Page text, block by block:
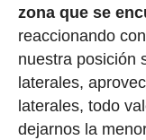
zona que se
reaccionando
nuestra posición
laterales,
laterales, todo
dejarnos la